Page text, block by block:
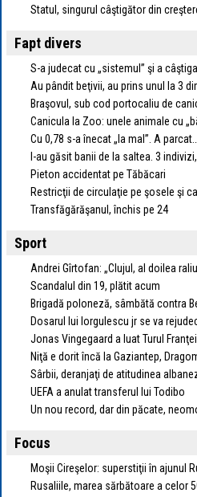
Statul, singurul câştigător din
Fapt divers
S-a judecat cu „sistemul” şi a
Au pândit beţivii, au prins unul la 3
Braşovul, sub cod portocaliu de
Canicula la Zoo: unele animale cu
Cu 0,78 s-a înecat „la mal”. A
I-au găsit banii de la saltea. 3
Pieton accidentat pe Tăbăcari
Restricţii de circulaţie pe şosele şi
Transfăgărăşanul, închis pe 24
Sport
Andrei Gîrtofan: „Clujul, al doilea
Scandalul din 19, plătit acum
Brigadă poloneză, sâmbătă contra
Dosarul lui Iorgulescu jr se va
Jonas Vingegaard a luat Turul
Niţă e dorit încă la Gaziantep,
Sârbii, deranjaţi de atitudinea
UEFA a anulat transferul lui Todibo
Un nou record, dar din păcate,
Focus
Moşii Cireşelor: superstiţii în ajunul
Rusaliile, marea sărbătoare a celor